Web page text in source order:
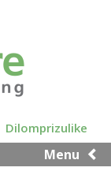
Dilomprizulike
Menu